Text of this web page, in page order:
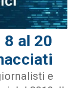
al 20
e